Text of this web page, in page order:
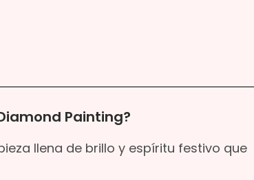
Painting?
llena de brillo y espíritu festivo que